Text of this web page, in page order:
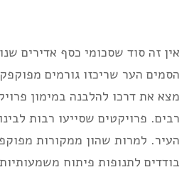
אין זה סוד שסכומי כסף אדירים
הסמים הער שריכזו גורמים
מצא את דרכו להלבנה במימון
רבים. פרויקטים שסייעו רבות
העיר. למרות שהון ממקורות
בודדים לתנופות פיתוח